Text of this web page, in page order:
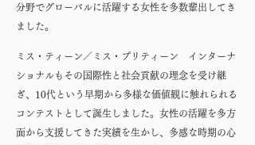
分野でグローバルに活躍する女性を多数輩出してき
ました。
ミス・ティーン／ミス・プリティーン インターナ
ショナルもその国際性と社会貢献の理念を受け継
ぎ、10代という早期から多様な価値観に触れられる
コンテストとして誕生しました。女性の活躍を多方
面から支援してきた実績を生かし、多感な時期の心